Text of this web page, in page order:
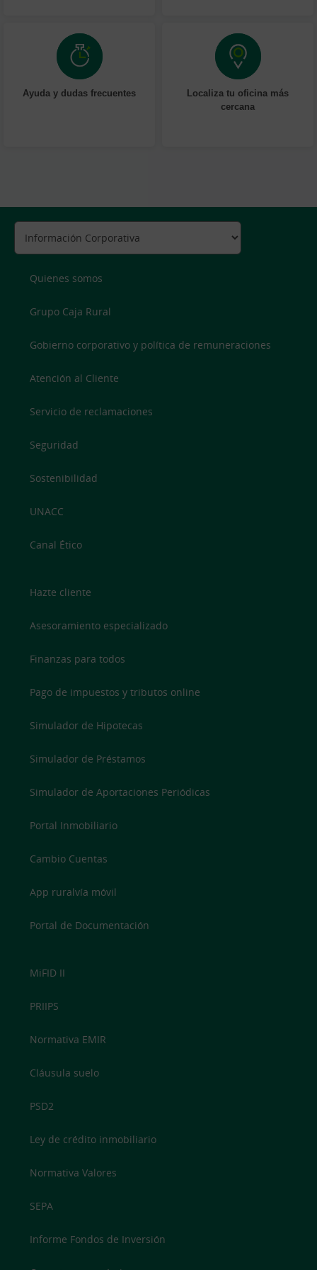
Ayuda y dudas frecuentes
Localiza tu oficina más
cercana
Quienes somos
Grupo Caja Rural
Gobierno corporativo y política de remuneraciones
Atención al Cliente
Servicio de reclamaciones
Seguridad
Sostenibilidad
UNACC
Canal Ético
Hazte cliente
Asesoramiento especializado
Finanzas para todos
Pago de impuestos y tributos online
Simulador de Hipotecas
Simulador de Préstamos
Simulador de Aportaciones Periódicas
Portal Inmobiliario
Cambio Cuentas
App ruralvía móvil
Portal de Documentación
MiFID II
PRIIPS
Normativa EMIR
Cláusula suelo
PSD2
Ley de crédito inmobiliario
Normativa Valores
SEPA
Informe Fondos de Inversión